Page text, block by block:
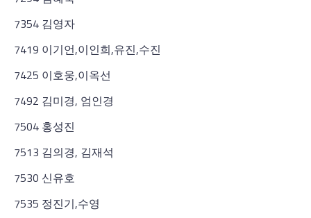
7354 김영자
7419 이기언,이인희,유진,수진
7425 이호웅,이옥선
7492 김미경, 엄인경
7504 홍성진
7513 김의경, 김재석
7530 신유호
7535 정진기,수영